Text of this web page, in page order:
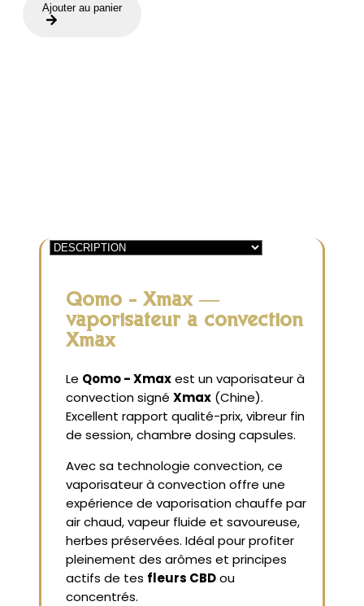
Qomo
Ajouter au panier
Qomo - Xmax —
vaporisateur à convection
Xmax
Le Qomo - Xmaxest un vaporisateur à
convection signé Xmax (Chine).
Excellent rapport qualité-prix, vibreur fin
de session, chambre dosing capsules.
Avec sa technologie convection, ce
vaporisateur à convection offre une
expérience de vaporisation chauffe par
air chaud, vapeur fluide et savoureuse,
herbes préservées. Idéal pour profiter
pleinement des arômes et principes
actifs de tes fleurs CBDou
concentrés.